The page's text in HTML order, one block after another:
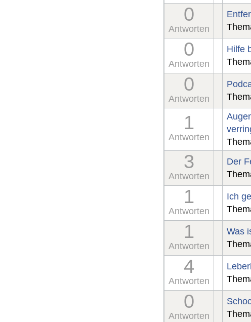
0
Antworten
0
Antworten
Hilfe
0
Antworten
1
Antworten
3
Antworten
Der
1
Antworten
Ich
1
Antworten
Was
4
Antworten
0
Antworten